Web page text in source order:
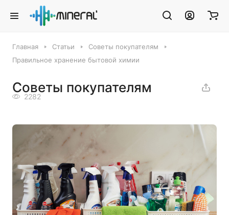
Главная Статьи
Советы покупателям
Правильное хранение бытовой химии
Советы покупателям
2282